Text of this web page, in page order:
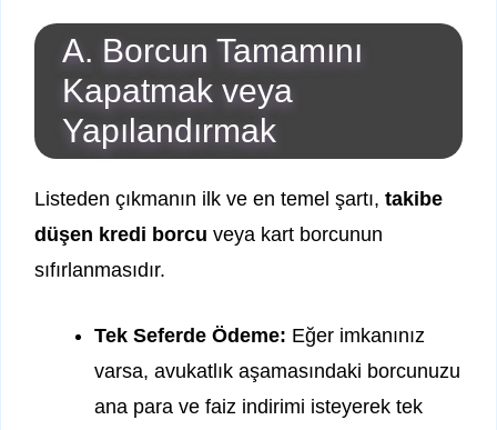
A. Borcun Tamamını
Kapatmak veya
Yapılandırmak
Listeden çıkmanın ilk ve en temel şartı, takibe
düşen kredi borcu veya kart borcunun
sıfırlanmasıdır.
Tek Seferde Ödeme: Eğer imkanınız
varsa, avukatlık aşamasındaki borcunuzu
ana para ve faiz indirimi isteyerek tek